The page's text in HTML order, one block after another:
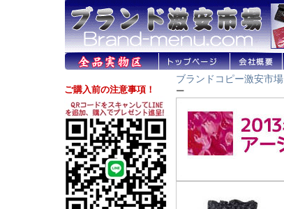
ブランドコピー激安市場
ー